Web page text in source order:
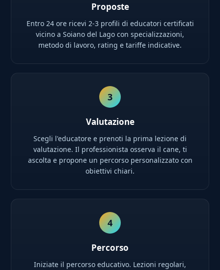
Proposte
Entro 24 ore ricevi 2-3 profili di educatori certificati
vicino a Soiano del Lago con specializzazioni,
metodo di lavoro, rating e tariffe indicative.
3
Valutazione
Scegli l'educatore e prenoti la prima lezione di
valutazione. Il professionista osserva il cane, ti
ascolta e propone un percorso personalizzato con
obiettivi chiari.
4
Percorso
Iniziate il percorso educativo. Lezioni regolari,